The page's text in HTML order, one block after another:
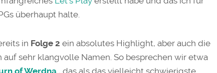
überhaupt halte.
in Folge 2 ein absolutes Highlight, aber auch die
auf sehr klangvolle Namen. So besprechen wir etwa
of Werdna, das als das vielleicht schwierigste